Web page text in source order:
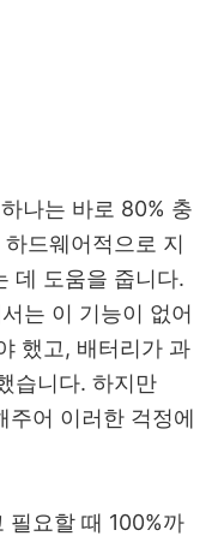
나는 바로 80% 충
드웨어적으로 지
데 도움을 줍니다.
는 이 기능이 없어
했고, 배터리가 과
습니다. 하지만
주어 이러한 걱정에
필요할 때 100%까